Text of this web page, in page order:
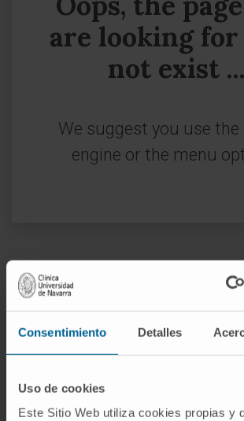
Consentimiento Detalles
Uso de cookies
Este Sitio Web utiliza cookies propias y
are looking for
not exist ...
We suggest you use the
engine or the menu